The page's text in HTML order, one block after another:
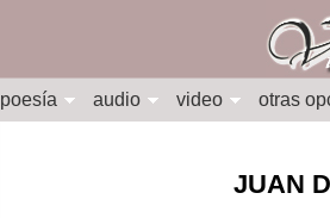
poesía audio video otras
JUAN